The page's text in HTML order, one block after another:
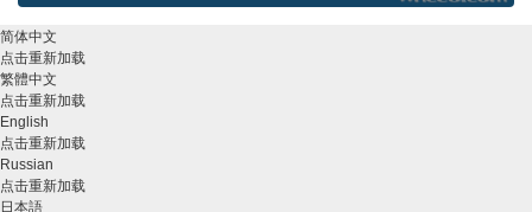
简体中文
点击重新加载
繁體中文
点击重新加载
English
点击重新加载
Russian
点击重新加载
日本語